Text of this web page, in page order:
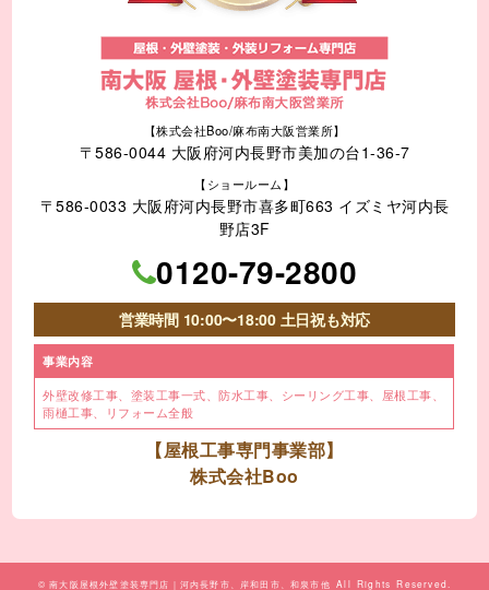
【株式会社Boo/麻布南大阪営業所】
〒586-0044 大阪府河内長野市美加の台1-36-7
【ショールーム】
〒586-0033 大阪府河内長野市喜多町663 イズミヤ河内長
野店3F
0120-79-2800
営業時間 10:00〜18:00 土日祝も対応
事業内容
外壁改修工事、塗装工事⼀式、防水工事、シーリング工事、 屋根工事、
雨樋工事、
リフォーム全般
【屋根工事専門事業部】
株式会社Boo
©南大阪屋根外壁塗装専門店｜河内長野市、岸和田市、和泉市他 All Rights Reserved.